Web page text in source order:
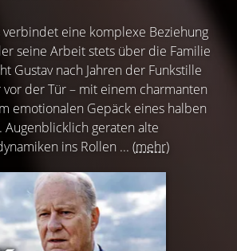
verbindet eine komplexe Beziehung
seine Arbeit stets über die Familie
Gustav nach Jahren der Funkstille
der Tür – mit einem charmanten
emotionalen Gepäck eines halben
Augenblicklich geraten alte
ins Rollen ... (mehr)